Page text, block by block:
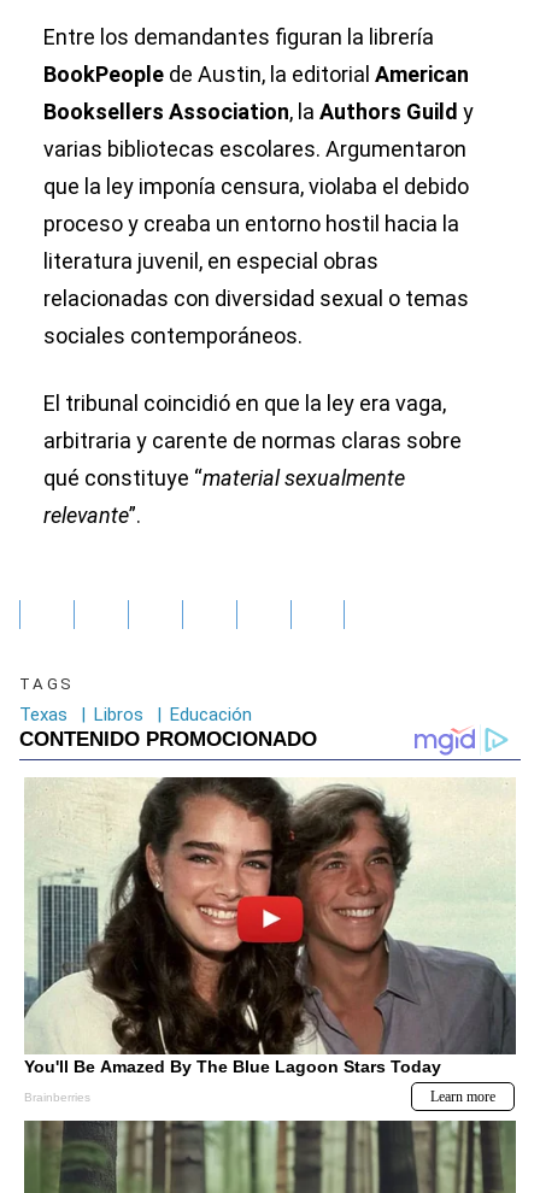
Entre los demandantes figuran la librería
BookPeople de Austin, la editorial American
Booksellers Association, la Authors Guild y
varias bibliotecas escolares. Argumentaron
que la ley imponía censura, violaba el debido
proceso y creaba un entorno hostil hacia la
literatura juvenil, en especial obras
relacionadas con diversidad sexual o temas
sociales contemporáneos.
El tribunal coincidió en que la ley era vaga,
arbitraria y carente de normas claras sobre
qué constituye “material sexualmente
relevante”.
TAGS
Texas | Libros | Educación